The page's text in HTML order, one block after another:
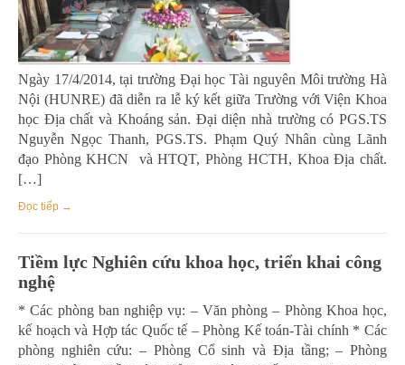
Ngày 17/4/2014, tại trường Đại học Tài nguyên Môi trường Hà
Nội (HUNRE) đã diễn ra lễ ký kết giữa Trường với Viện Khoa
học Địa chất và Khoáng sản. Đại diện nhà trường có PGS.TS
Nguyễn Ngọc Thanh, PGS.TS. Phạm Quý Nhân cùng Lãnh
đạo Phòng KHCN và HTQT, Phòng HCTH, Khoa Địa chất.
[…]
Đọc tiếp →
Tiềm lực Nghiên cứu khoa học, triển khai công
nghệ
* Các phòng ban nghiệp vụ: – Văn phòng – Phòng Khoa học,
kế hoạch và Hợp tác Quốc tế – Phòng Kế toán-Tài chính * Các
phòng nghiên cứu: – Phòng Cổ sinh và Địa tầng; – Phòng